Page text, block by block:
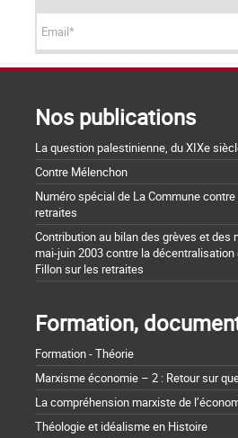
Nos publications
La question palestinienne, du XIXe
Contre Mélenchon
Numéro spécial de La Commune
retraites
Contribution au bilan des grèves et des
mai-juin 2003 contre la décentralisation
Fillon sur les retraites
Formation,
Formation - Théorie
Marxisme économie – 2 : Retour sur
La compréhension marxiste de
Théologie et idéalisme en Histoire